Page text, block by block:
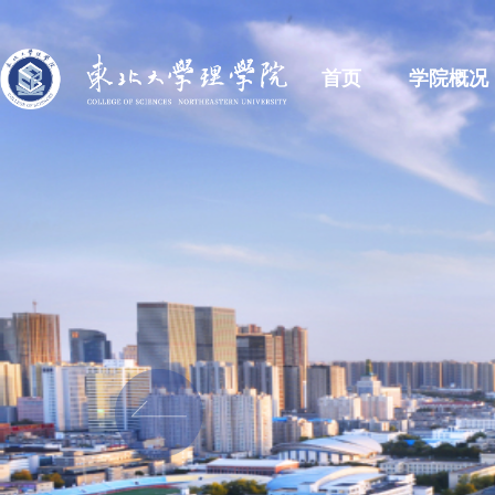
首页 学院概况